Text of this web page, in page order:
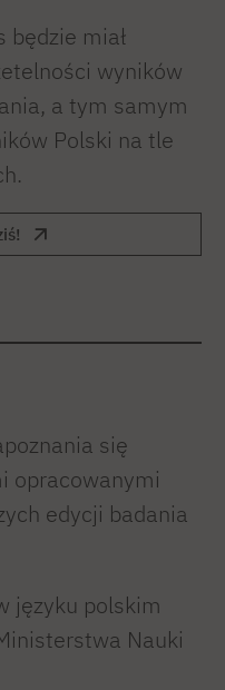
będzie miał
wyników
a tym samym
Polski na tle
się
opracowanymi
edycji badania
języku polskim
Nauki